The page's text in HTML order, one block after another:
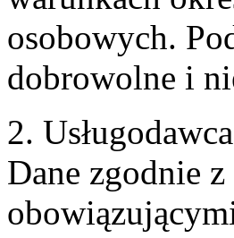
osobowych.
dobrowolne i
2.
Dane zgodnie